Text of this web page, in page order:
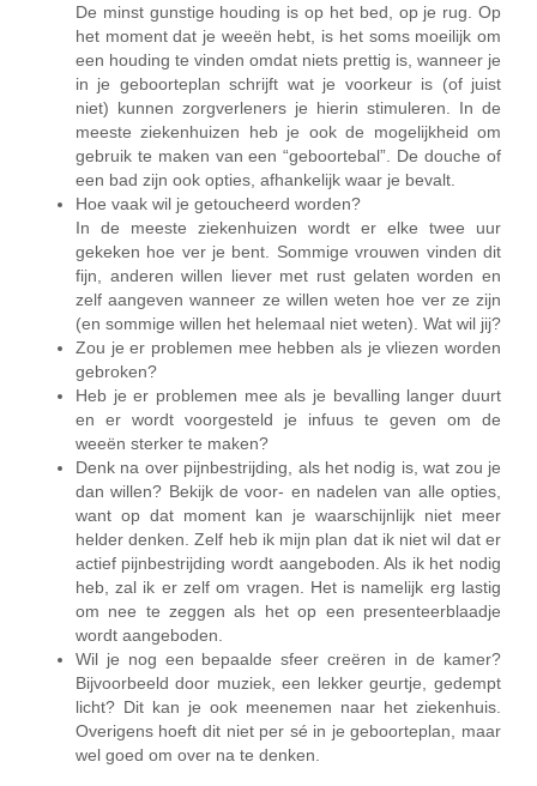
De minst gunstige houding is op het bed, op je rug. Op
het moment dat je weeën hebt, is het soms moeilijk om
een houding te vinden omdat niets prettig is, wanneer je
in je geboorteplan schrijft wat je voorkeur is (of juist
niet) kunnen zorgverleners je hierin stimuleren. In de
meeste ziekenhuizen heb je ook de mogelijkheid om
gebruik te maken van een “geboortebal”. De douche of
een bad zijn ook opties, afhankelijk waar je bevalt.
Hoe vaak wil je getoucheerd worden?
In de meeste ziekenhuizen wordt er elke twee uur
gekeken hoe ver je bent. Sommige vrouwen vinden dit
fijn, anderen willen liever met rust gelaten worden en
zelf aangeven wanneer ze willen weten hoe ver ze zijn
(en sommige willen het helemaal niet weten). Wat wil jij?
Zou je er problemen mee hebben als je vliezen worden
gebroken?
Heb je er problemen mee als je bevalling langer duurt
en er wordt voorgesteld je infuus te geven om de
weeën sterker te maken?
Denk na over pijnbestrijding, als het nodig is, wat zou je
dan willen? Bekijk de voor- en nadelen van alle opties,
want op dat moment kan je waarschijnlijk niet meer
helder denken. Zelf heb ik mijn plan dat ik niet wil dat er
actief pijnbestrijding wordt aangeboden. Als ik het nodig
heb, zal ik er zelf om vragen. Het is namelijk erg lastig
om nee te zeggen als het op een presenteerblaadje
wordt aangeboden.
Wil je nog een bepaalde sfeer creëren in de kamer?
Bijvoorbeeld door muziek, een lekker geurtje, gedempt
licht? Dit kan je ook meenemen naar het ziekenhuis.
Overigens hoeft dit niet per sé in je geboorteplan, maar
wel goed om over na te denken.